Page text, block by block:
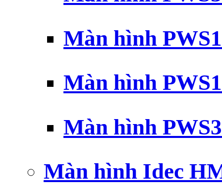
Màn hình
Màn hình
Màn hình
Màn hình Idec